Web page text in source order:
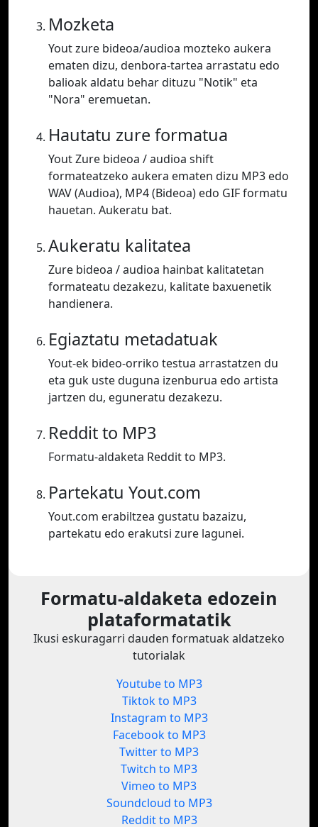
Mozketa
Yout zure bideoa/audioa mozteko aukera
ematen dizu, denbora-tartea arrastatu edo
balioak aldatu behar dituzu "Notik" eta
"Nora" eremuetan.
Hautatu zure formatua
Yout Zure bideoa / audioa shift
formateatzeko aukera ematen dizu MP3 edo
WAV (Audioa), MP4 (Bideoa) edo GIF formatu
hauetan. Aukeratu bat.
Aukeratu kalitatea
Zure bideoa / audioa hainbat kalitatetan
formateatu dezakezu, kalitate baxuenetik
handienera.
Egiaztatu metadatuak
Yout-ek bideo-orriko testua arrastatzen du
eta guk uste duguna izenburua edo artista
jartzen du, eguneratu dezakezu.
Reddit to MP3
Formatu-aldaketa Reddit to MP3.
Partekatu Yout.com
Yout.com erabiltzea gustatu bazaizu,
partekatu edo erakutsi zure lagunei.
Formatu-aldaketa edozein
plataformatatik
Ikusi eskuragarri dauden formatuak aldatzeko
tutorialak
Youtube to MP3
Tiktok to MP3
Instagram to MP3
Facebook to MP3
Twitter to MP3
Twitch to MP3
Vimeo to MP3
Soundcloud to MP3
Reddit to MP3